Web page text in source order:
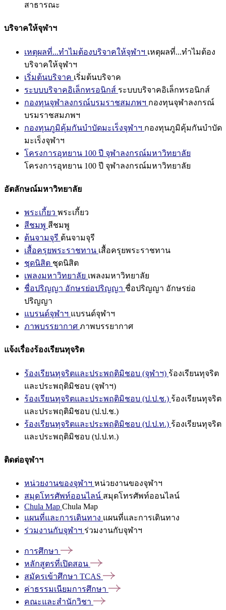
สาธารณะ
บริจาคให้จุฬาฯ
เหตุผลที่...ทำไมต้องบริจาคให้จุฬาฯ เหตุผลที่...ทำไมต้อง
บริจาคให้จุฬาฯ
เริ่มต้นบริจาค เริ่มต้นบริจาค
ระบบบริจาคอิเล็กทรอนิกส์ ระบบบริจาคอิเล็กทรอนิกส์
กองทุนจุฬาลงกรณ์บรมราชสมภพฯ กองทุนจุฬาลงกรณ์
บรมราชสมภพฯ
กองทุนภูมิคุ้มกันบำบัดมะเร็งจุฬาฯ กองทุนภูมิคุ้มกันบำบัด
มะเร็งจุฬาฯ
โครงการอุทยาน 100 ปี จุฬาลงกรณ์มหาวิทยาลัย
โครงการอุทยาน 100 ปี จุฬาลงกรณ์มหาวิทยาลัย
อัตลักษณ์มหาวิทยาลัย
พระเกี้ยว พระเกี้ยว
สีชมพู สีชมพู
ต้นจามจุรี ต้นจามจุรี
เสื้อครุยพระราชทาน เสื้อครุยพระราชทาน
ชุดนิสิต ชุดนิสิต
เพลงมหาวิทยาลัย เพลงมหาวิทยาลัย
ชื่อปริญญา อักษรย่อปริญญา ชื่อปริญญา อักษรย่อ
ปริญญา
แบรนด์จุฬาฯ แบรนด์จุฬาฯ
ภาพบรรยากาศ ภาพบรรยากาศ
แจ้งเรื่องร้องเรียนทุจริต
ร้องเรียนทุจริตและประพฤติมิชอบ (จุฬาฯ) ร้องเรียนทุจริต
และประพฤติมิชอบ (จุฬาฯ)
ร้องเรียนทุจริตและประพฤติมิชอบ (ป.ป.ช.) ร้องเรียนทุจริต
และประพฤติมิชอบ (ป.ป.ช.)
ร้องเรียนทุจริตและประพฤติมิชอบ (ป.ป.ท.) ร้องเรียนทุจริต
และประพฤติมิชอบ (ป.ป.ท.)
ติดต่อจุฬาฯ
หน่วยงานของจุฬาฯ หน่วยงานของจุฬาฯ
สมุดโทรศัพท์ออนไลน์ สมุดโทรศัพท์ออนไลน์
Chula Map Chula Map
แผนที่และการเดินทาง แผนที่และการเดินทาง
ร่วมงานกับจุฬาฯ ร่วมงานกับจุฬาฯ
การศึกษา
หลักสูตรที่เปิดสอน
สมัครเข้าศึกษา TCAS
ค่าธรรมเนียมการศึกษา
คณะและสำนักวิชา